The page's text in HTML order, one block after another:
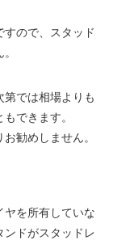
すので、スタッド
第では相場よりも
できます。
勧めしません。
ヤを所有していな
ンドがスタッドレ